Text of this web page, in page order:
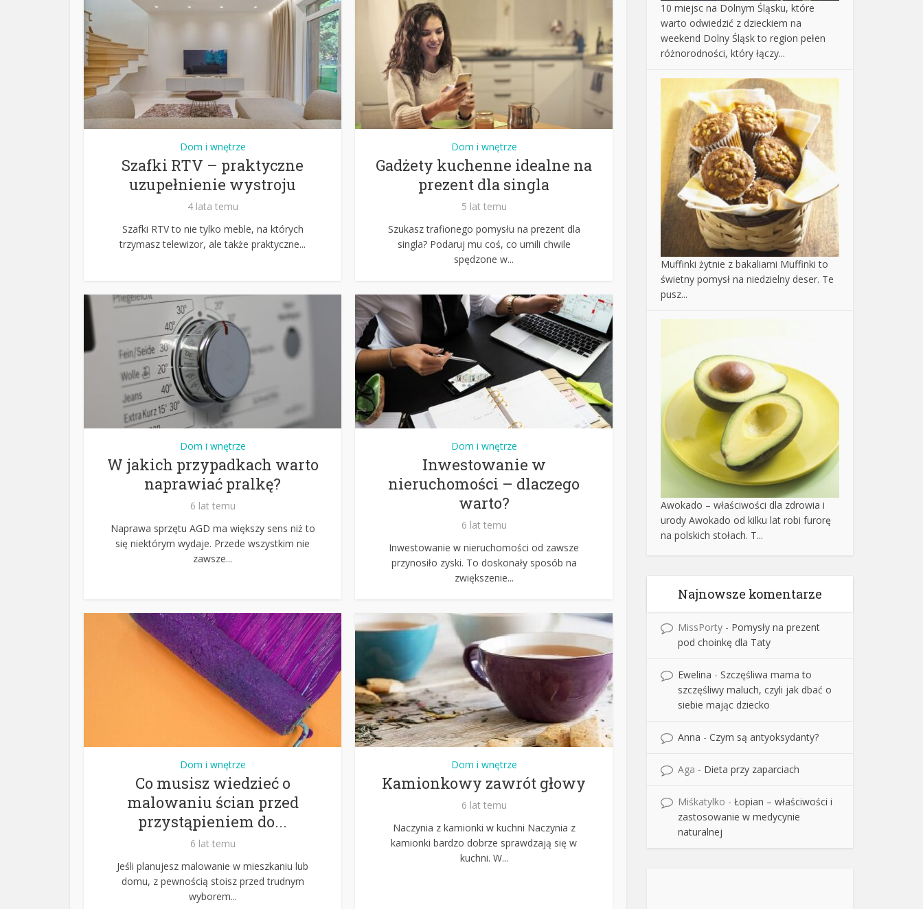
Dom i wnętrze
Szafki RTV – praktyczne
uzupełnienie wystroju
4 lata temu
Szafki RTV to nie tylko meble, na których
trzymasz telewizor, ale także praktyczne...
Dom i wnętrze
Gadżety kuchenne idealne na
prezent dla singla
5 lat temu
Szukasz trafionego pomysłu na prezent dla
singla? Podaruj mu coś, co umili chwile
spędzone w...
Dom i wnętrze
W jakich przypadkach warto
naprawiać pralkę?
6 lat temu
Naprawa sprzętu AGD ma większy sens niż to
się niektórym wydaje. Przede wszystkim nie
zawsze...
Dom i wnętrze
Inwestowanie w
nieruchomości – dlaczego
warto?
6 lat temu
Inwestowanie w nieruchomości od zawsze
przynosiło zyski. To doskonały sposób na
zwiększenie...
Dom i wnętrze
Co musisz wiedzieć o
malowaniu ścian przed
przystąpieniem do...
6 lat temu
Jeśli planujesz malowanie w mieszkaniu lub
domu, z pewnością stoisz przed trudnym
wyborem...
Dom i wnętrze
Kamionkowy zawrót głowy
6 lat temu
Naczynia z kamionki w kuchni Naczynia z
kamionki bardzo dobrze sprawdzają się w
kuchni. W...
10 miejsc na Dolnym Śląsku, które
warto odwiedzić z dzieckiem na
weekend Dolny Śląsk to region pełen
różnorodności, który łączy...
Muffinki żytnie z bakaliami Muffinki to
świetny pomysł na niedzielny deser. Te
pusz...
Awokado – właściwości dla zdrowia i
urody Awokado od kilku lat robi furorę
na polskich stołach. T...
Najnowsze komentarze
MissPorty - Pomysły na prezent
pod choinkę dla Taty
Ewelina - Szczęśliwa mama to
szczęśliwy maluch, czyli jak dbać o
siebie mając dziecko
Anna - Czym są antyoksydanty?
Aga - Dieta przy zaparciach
Miśkatylko - Łopian – właściwości i
zastosowanie w medycynie
naturalnej